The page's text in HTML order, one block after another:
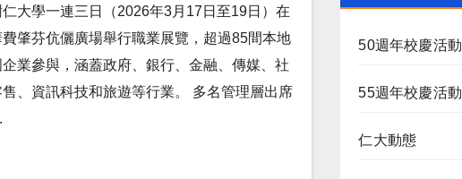
大學一連三日（2026年3月17日至19日）在
費肇芬伉儷廣場舉行職業展覽，超過85間本地
企業參與，涵蓋政府、銀行、金融、傳媒、社
、資訊科技和旅遊等行業。 多名管理層出席
50週年校慶活動
55週年校慶活動
仁大動態